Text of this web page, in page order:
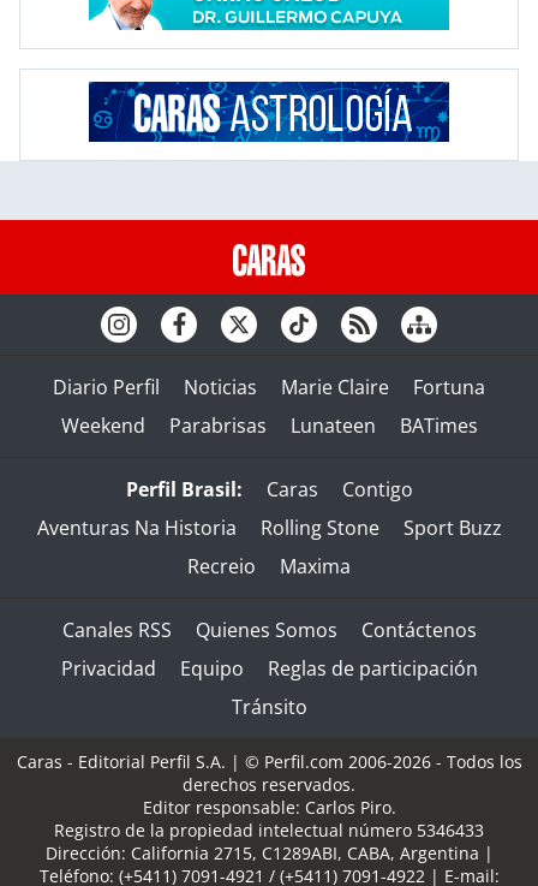
Diario Perfil Noticias Marie Claire
Fortuna
Weekend
Parabrisas Lunateen BATimes
Perfil Brasil: Caras
Contigo
Aventuras Na Historia
Rolling Stone
Sport Buzz
Recreio
Maxima
Canales RSS Quienes Somos
Contáctenos
Privacidad
Equipo
Reglas de participación
Tránsito
Caras - Editorial Perfil S.A. | © Perfil.com 2006-2026 - Todos los
derechos reservados.
Editor responsable: Carlos Piro.
Registro de la propiedad intelectual número 5346433
Dirección: California 2715, C1289ABI, CABA, Argentina |
Teléfono: (+5411) 7091-4921 / (+5411) 7091-4922 | E-mail: